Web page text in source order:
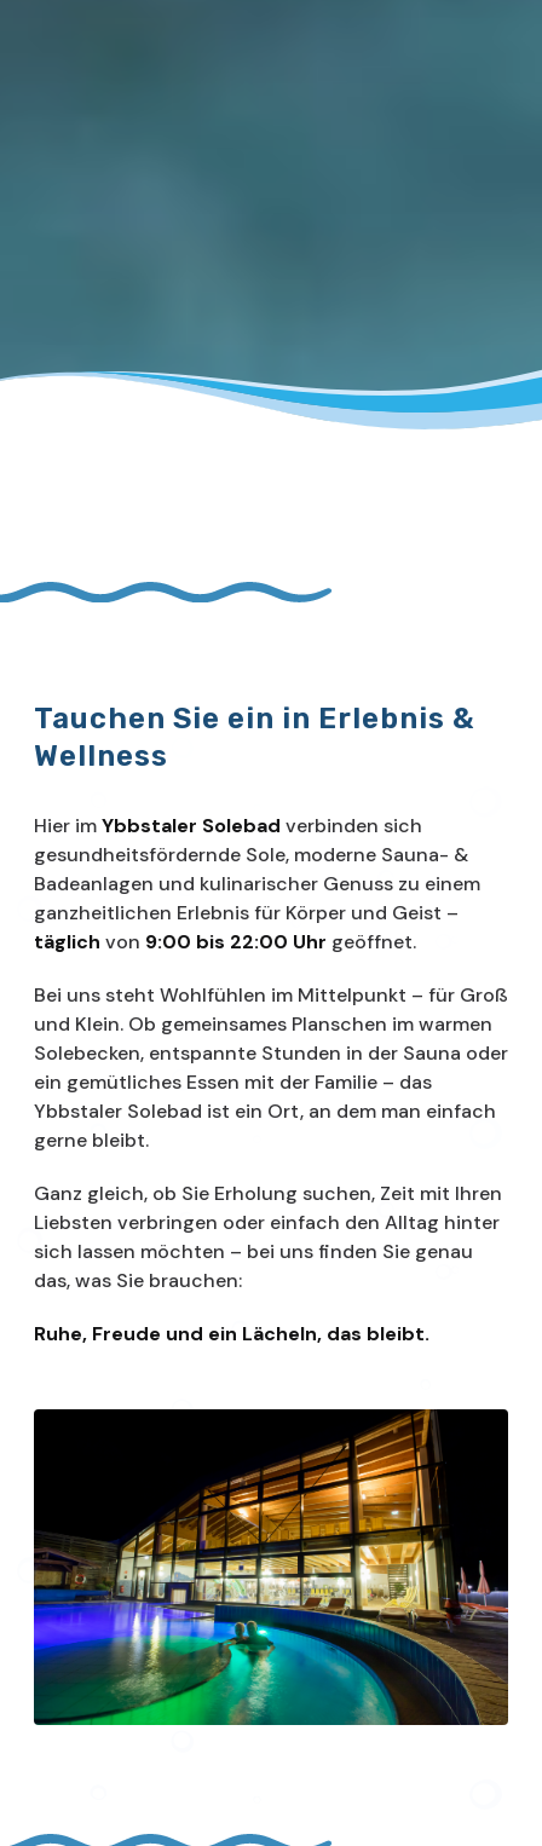
Tauchen Sie ein in Erlebnis &
Wellness
Hier imYbbstaler Solebad verbinden sich
gesundheitsfördernde Sole, moderne Sauna- &
Badeanlagen und kulinarischer Genuss zu einem
ganzheitlichen Erlebnis für Körper und Geist –
täglich von 9:00 bis 22:00 Uhr geöffnet.
Bei uns steht Wohlfühlen im Mittelpunkt – für Groß
und Klein. Ob gemeinsames Planschen im warmen
Solebecken, entspannte Stunden in der Sauna oder
ein gemütliches Essen mit der Familie – das
Ybbstaler Solebad ist ein Ort, an dem man einfach
gerne bleibt.
Ganz gleich, ob Sie Erholung suchen, Zeit mit Ihren
Liebsten verbringen oder einfach den Alltag hinter
sich lassen möchten – bei uns finden Sie genau
das, was Sie brauchen:
Ruhe, Freude und ein Lächeln, das bleibt.